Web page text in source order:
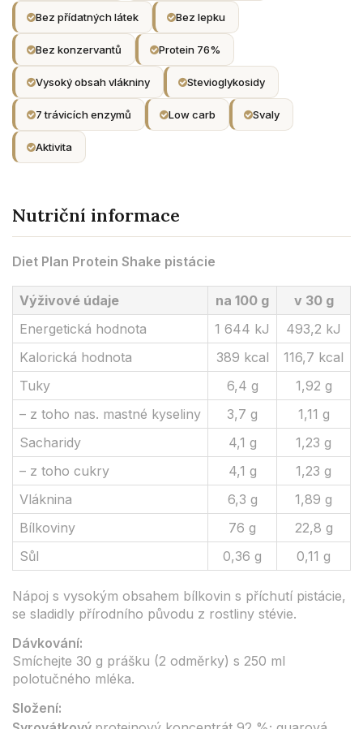
Bez přídatných látek Bez lepku
Bez konzervantů Protein 76%
Vysoký obsah vlákniny Stevioglykosidy
7 trávicích enzymů Low carb Svaly
Aktivita
Nutriční informace
Diet Plan Protein Shake pistácie
Výživové údaje na 100 g
v 30 g
Energetická hodnota
1 644 kJ
493,2 kJ
Kalorická hodnota
389 kcal
116,7 kcal
Tuky
6,4 g
1,92 g
– z toho nas. mastné kyseliny
3,7 g
1,11 g
Sacharidy
4,1 g
1,23 g
– z toho cukry
4,1 g
1,23 g
Vláknina
6,3 g
1,89 g
Bílkoviny
76 g
22,8 g
Sůl
0,36 g 0,11 g
Nápoj s vysokým obsahem bílkovin s příchutí pistácie,
se sladidly přírodního původu z rostliny stévie.
Dávkování:
Smíchejte 30 g prášku (2 odměrky) s 250 ml
polotučného mléka.
Složení: